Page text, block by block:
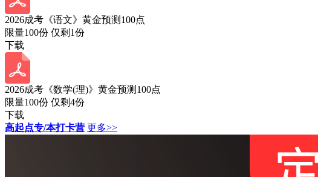
2026成考《语文》黄金预测100点
限量100份 仅剩 1份
下载
2026成考《数学(理)》黄金预测100点
限量100份 仅剩4份
下载
高起点专/本打卡营 更多>>